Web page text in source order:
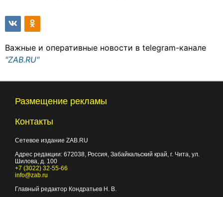
Важные и оперативные новости в telegram-канале
"ZAB.RU"
Размещение рекламы
Контакты
Сетевое издание ZAB.RU
Адрес редакции: 672038, Россия, Забайкальский край, г. Чита, ул.
Шилова, д. 100
+7 (3022) 32-55-66
info@zab.ru
Главный редактор Кондратьев Н. В.